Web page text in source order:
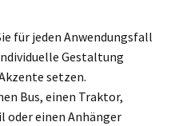
für jeden Anwendungsfall
Gestaltung
setzen.
Bus, einen Traktor,
einen Anhänger